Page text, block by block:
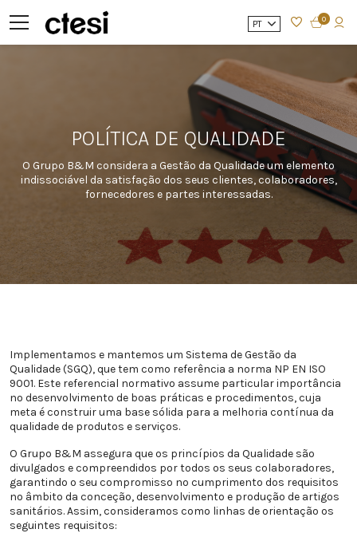
PT 0
POLÍTICA DE QUALIDADE
O Grupo B&M considera a Gestão da Qualidade um elemento
indissociável da satisfação dos seus clientes, colaboradores,
fornecedores e partes interessadas.
Implementamos e mantemos um Sistema de Gestão da
Qualidade (SGQ), que tem como referência a norma NP EN ISO
9001. Este referencial normativo assume particular importância
no desenvolvimento de boas práticas e procedimentos, cuja
meta é construir uma base sólida para a melhoria contínua da
qualidade de produtos e serviços.
O Grupo B&M assegura que os princípios da Qualidade são
divulgados e compreendidos por todos os seus colaboradores,
garantindo o seu compromisso no cumprimento dos requisitos
no âmbito da conceção, desenvolvimento e produção de artigos
sanitários. Assim, consideramos como linhas de orientação os
seguintes requisitos: